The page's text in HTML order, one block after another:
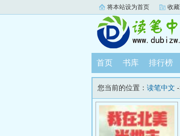
将本站设为首页 收
首页 书库 排行榜
您当前的位置： 读笔中文